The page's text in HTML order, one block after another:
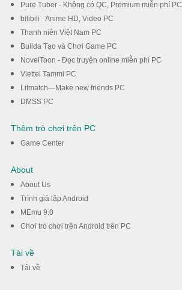
Pure Tuber - Không có QC, Premium miễn phí PC
bilibili - Anime HD, Video PC
Thanh niên Việt Nam PC
Builda Tạo và Chơi Game PC
NovelToon - Đọc truyện online miễn phí PC
Viettel Tammi PC
Litmatch—Make new friends PC
DMSS PC
Thêm trò chơi trên PC
Game Center
About
About Us
Trình giả lập Android
MEmu 9.0
Chơi trò chơi trên Android trên PC
Tải về
Tải về